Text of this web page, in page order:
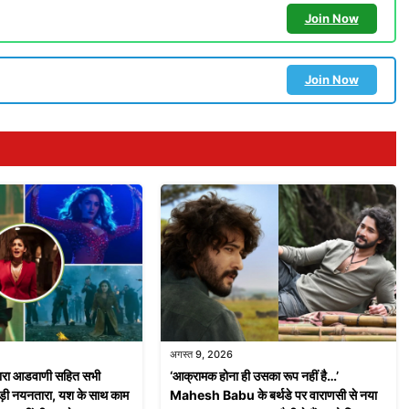
Join Now
Join Now
आडवाणी सहित सभी
नयनतारा, यश के साथ काम
अगस्त 9, 2026
‘आक्रामक होना ही उसका रूप नहीं है…’
Mahesh Babu के बर्थडे पर वाराणसी से नया